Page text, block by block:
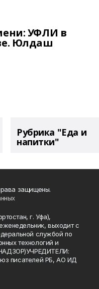
УФЛИ в
Юлдаш
Рубрика "Еда и
напитки"
защищены.
г. Уфа),
выходит с
службой по
технологий и
писателей РБ, АО ИД